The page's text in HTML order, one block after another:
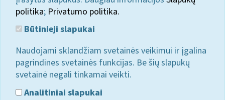
politika; Privatumo politika.
Būtinieji slapukai
Naudojami sklandžiam svetainės veikimui ir įgalina
pagrindines svetainės funkcijas. Be šių slapukų
svetainė negali tinkamai veikti.
Analitiniai slapukai